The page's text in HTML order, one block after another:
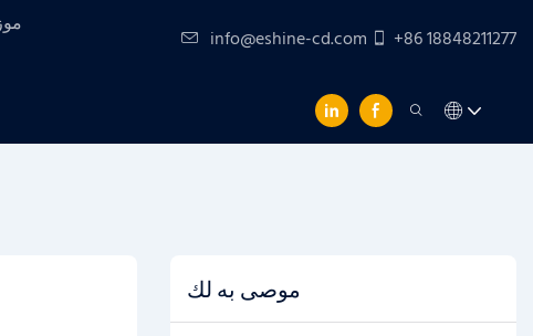
info@eshine-cd.com +86 18848211277
موصى به لك